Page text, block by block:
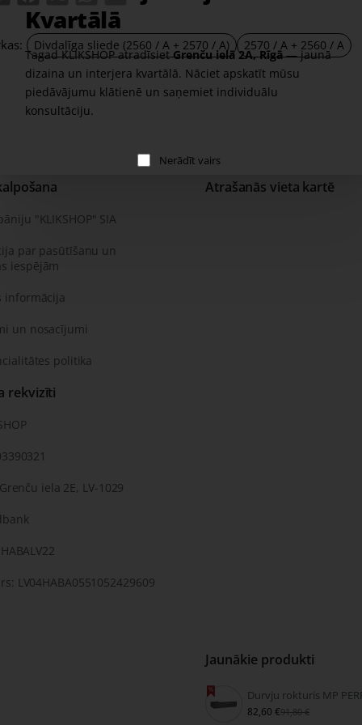
Kvartālā
Tagad KLIKSHOP atradīsietGrenču ielā 2A, Rīgā— jaunā
dizaina un interjera kvartālā. Nāciet apskatīt mūsu
piedāvājumu klātienē un saņemiet individuālu
konsultāciju.
Nerādīt vairs
Divdaļīga sliede (2560 / A + 2570 / A) 2570 / A + 2560 / A
"KLIKSHOP" SIA
par pasūtīšanu un
iespējām
informācija
un nosacījumi
politika
rekvizīti
iela 2E, LV-1029
LV04HABA0551052429609
Atrašanās vieta kartē
Jaunākie produkti
82,60 €91,80 €